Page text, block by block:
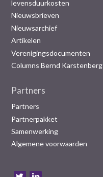
levensduurkosten
Nieuwsbrieven
Nieuwsarchief
Artikelen
Verenigingsdocumenten
Columns Bernd Karstenberg
Partners
Partners
Partnerpakket
Samenwerking
Algemene voorwaarden
B